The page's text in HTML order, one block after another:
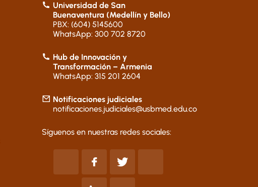
Universidad de San
Buenaventura (Medellín y Bello)
PBX: (604) 5145600
WhatsApp: 300 702 8720
Hub de Innovación y
Transformación – Armenia
WhatsApp: 315 201 2604
Notificaciones judiciales
notificaciones.judiciales@usbmed.edu.co
Síguenos en nuestras redes sociales: